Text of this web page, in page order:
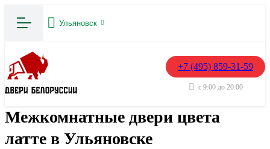
Ульяновск
+7 (495) 859-31-59
с 9:00 до 20:00
Межкомнатные двери цвета
латте в Ульяновске